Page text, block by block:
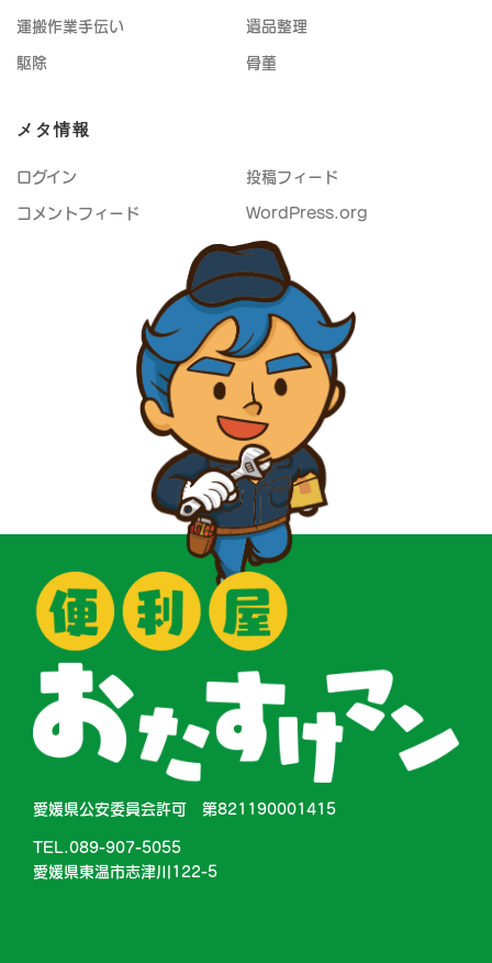
運搬作業手伝い 遺品整理
駆除 骨董
メタ情報
ログイン 投稿フィード
コメントフィード WordPress.org
愛媛県公安委員会許可 第821190001415
TEL.089-907-5055
愛媛県東温市志津川122-5